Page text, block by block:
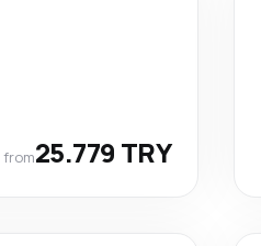
from25.779 TRY